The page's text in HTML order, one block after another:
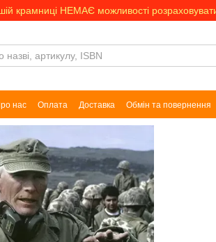
крамниці НЕМАЄ можливості
нас Оплата Доставка Обмін та повернення